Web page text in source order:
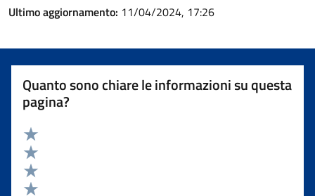
Ultimo aggiornamento: 11/04/2024, 17:26
Quanto sono chiare le informazioni su questa
pagina?
Valuta 5 stelle su 5
Valuta 4 stelle su 5
Valuta 3 stelle su 5